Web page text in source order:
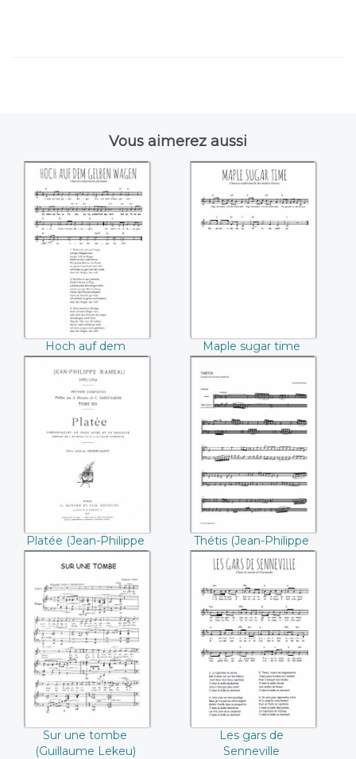
Vous aimerez aussi
Hoch auf dem
gelben Wagen
Hoch auf dem
gelben Wagen
Maple sugar time
Maple sugar time
Platée (Jean-
Philippe Rameau)
Platée (Jean-Philippe
Rameau)
Thétis (Jean-
Philippe Rameau)
Thétis (Jean-Philippe
Rameau)
Sur une tombe
(Guillaume Lekeu)
Sur une tombe
(Guillaume Lekeu)
Les gars de
Senneville
Les gars de
Senneville